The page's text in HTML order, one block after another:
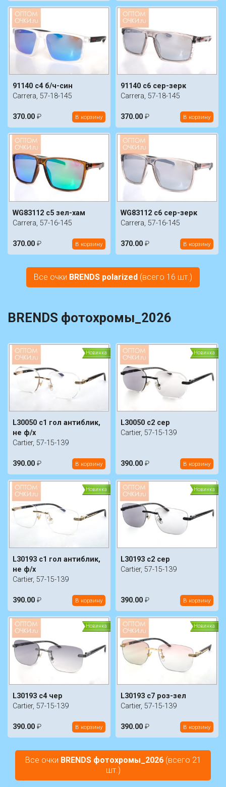
91140 c4 б/ч-син
Carrera, 57-18-145
370.00 ₽ В корзину
91140 c6 сер-зерк
Carrera, 57-18-145
370.00 ₽ В корзину
WG83112 c5 зел-хам
Carrera, 57-16-145
370.00 ₽ В корзину
WG83112 c6 сер-зерк
Carrera, 57-16-145
370.00 ₽ В корзину
Все очки BRENDS polarized (всего 16 шт.)
BRENDS фотохромы_2026
Новинка
L30050 c1 гол антиблик,
не ф/х
Cartier, 57-15-139
390.00 ₽ В корзину
Новинка
L30050 c2 сер
Cartier, 57-15-139
390.00 ₽ В корзину
Новинка
L30193 c1 гол антиблик,
не ф/х
Cartier, 57-15-139
390.00 ₽ В корзину
Новинка
L30193 c2 сер
Cartier, 57-15-139
390.00 ₽ В корзину
Новинка
L30193 c4 чер
Cartier, 57-15-139
390.00 ₽ В корзину
Новинка
L30193 c7 роз-зел
Cartier, 57-15-139
390.00 ₽ В корзину
Все очки BRENDS фотохромы_2026(всего 21
шт.)